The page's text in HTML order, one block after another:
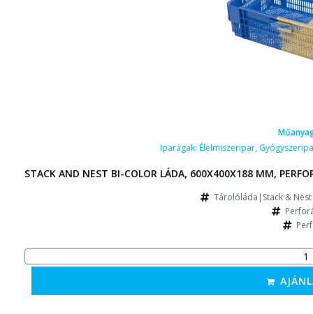
Iparágak: Élelmiszeripar,
STACK AND NEST BI-COLOR LÁDA, 600X400X188 MM,
Tárolóláda|Stack &